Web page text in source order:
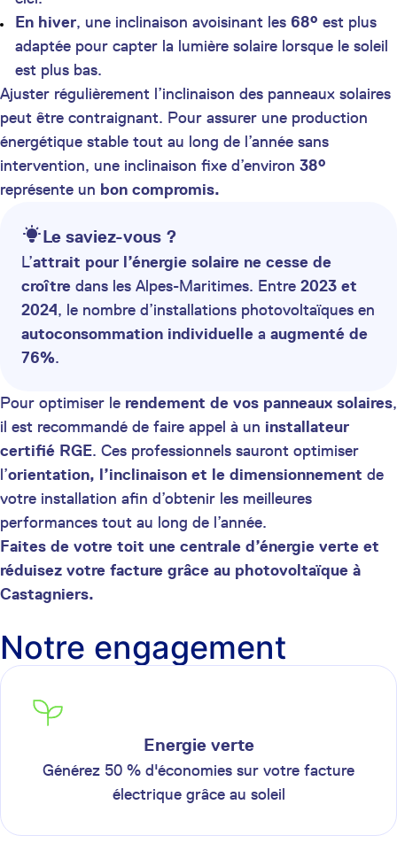
En hiver, une inclinaison avoisinant les 68° est plus
adaptée pour capter la lumière solaire lorsque le soleil
est plus bas.
Ajuster régulièrement l’inclinaison des panneaux solaires
peut être contraignant. Pour assurer une production
énergétique stable tout au long de l’année sans
intervention, une inclinaison fixe d’environ 38°
représente un bon compromis.
Le saviez-vous ?
L’attrait pour l’énergie solaire ne cesse de
croître dans les Alpes-Maritimes. Entre 2023 et
2024, le nombre d’installations photovoltaïques en
autoconsommation individuelle a augmenté de
76%.
Pour optimiser le rendement de vos panneaux solaires,
il est recommandé de faire appel à un installateur
certifié RGE. Ces professionnels sauront optimiser
l’orientation, l’inclinaison et le dimensionnement de
votre installation afin d’obtenir les meilleures
performances tout au long de l’année.
Faites de votre toit une centrale d’énergie verte et
réduisez votre facture grâce au photovoltaïque à
Castagniers.
Notre engagement
Energie verte
Générez 50 % d'économies sur votre facture
électrique grâce au soleil